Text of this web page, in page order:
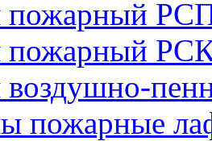
пожарный
пожарный
воздушно-
пожарные